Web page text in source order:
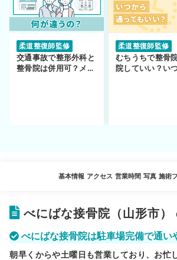
柔道整復師監修
交通事故で整形外科と
整骨院は併用可？メリ
柔道整復師監修
むちうちで整骨
院していい？い
基本情報 アクセス 営業時間 写真 施術
べにばな接骨院（山形市）
べにばな接骨院は駐車場完備で通い
朝早くからや土曜日も営業しており、お忙